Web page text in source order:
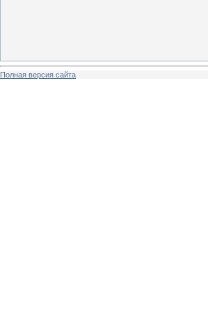
Полная версия сайта